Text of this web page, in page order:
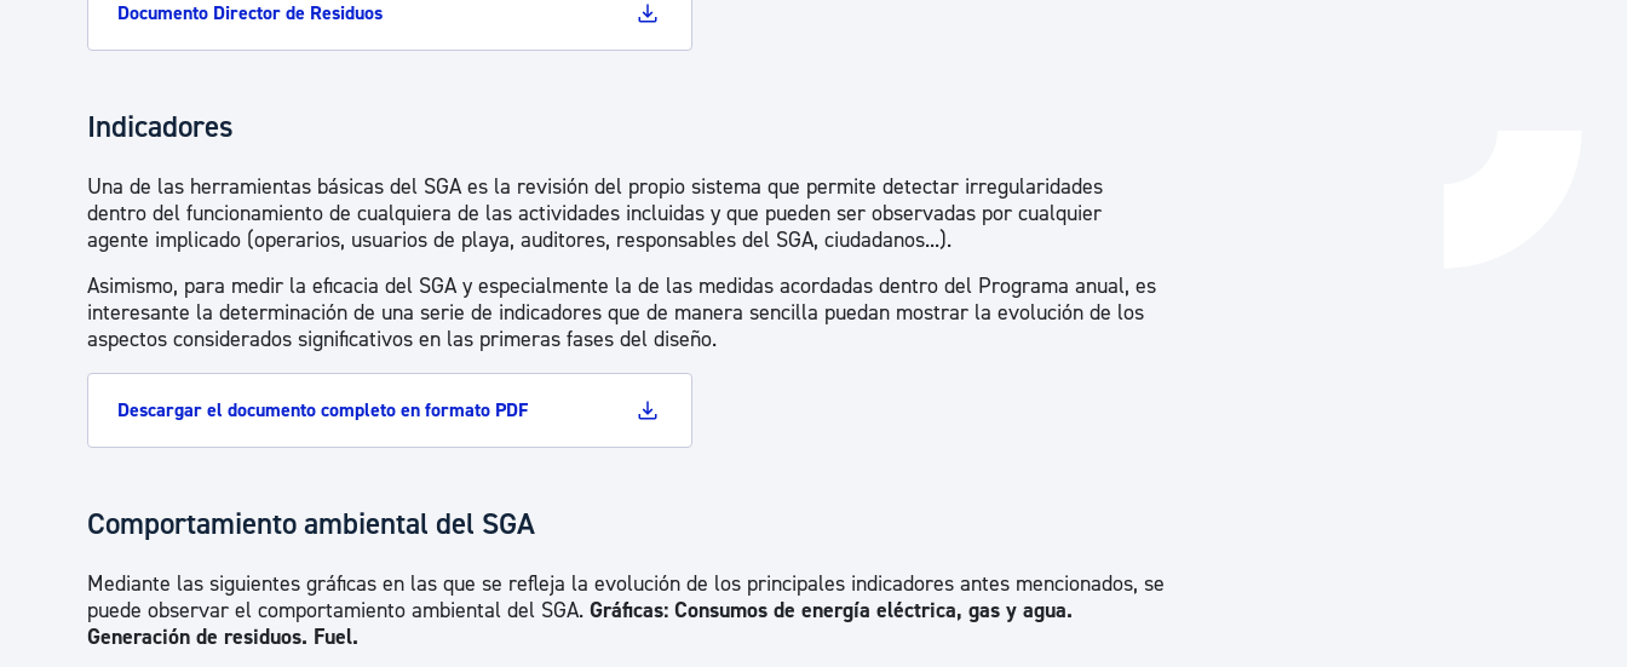
Documento Director de Residuos
Indicadores
Una de las herramientas básicas del SGA es la revisión del propio sistema que permite detectar irregularidades
dentro del funcionamiento de cualquiera de las actividades incluidas y que pueden ser observadas por cualquier
agente implicado (operarios, usuarios de playa, auditores, responsables del SGA, ciudadanos...).
Asimismo, para medir la eficacia del SGA y especialmente la de las medidas acordadas dentro del Programa anual, es
interesante la determinación de una serie de indicadores que de manera sencilla puedan mostrar la evolución de los
aspectos considerados significativos en las primeras fases del diseño.
Descargar el documento completo en formato PDF
Comportamiento ambiental del SGA
Mediante las siguientes gráficas en las que se refleja la evolución de los principales indicadores antes mencionados, se
puede observar el comportamiento ambiental del SGA. Gráficas: Consumos de energía eléctrica, gas y agua.
Generación de residuos. Fuel.